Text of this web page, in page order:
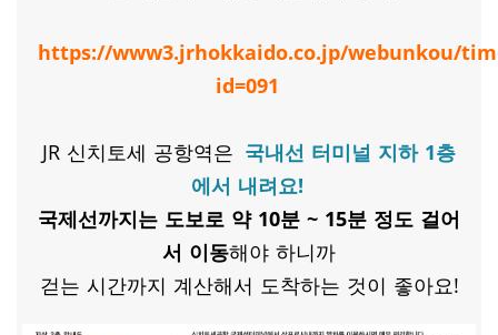
https://www3.jrhokkaido.co.jp/webunkou/
id=091
JR 신치토세 공항역은 국내선 터미널 지하 1층
에서 내려요!
국제선까지는 도보로 약 10분 ~ 15분 정도 걸어
서 이동해야 하니까
걷는 시간까지 계산해서 도착하는 것이 좋아요!